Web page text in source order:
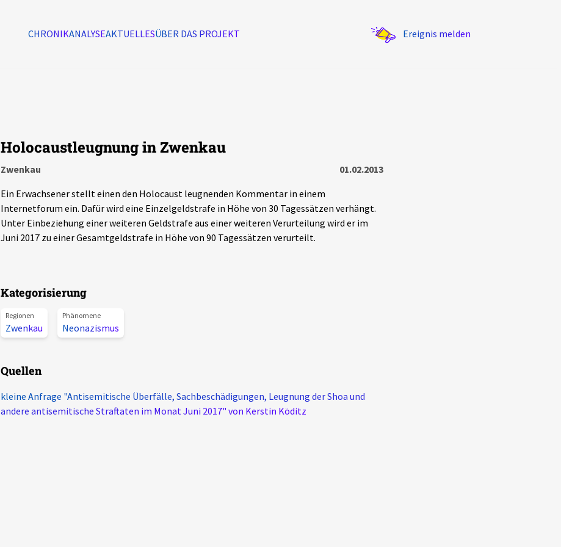
CHRONIKANALYSEAKTUELLESÜBER DAS PROJEKT Ereignis melden
Holocaustleugnung in Zwenkau
Zwenkau
01.02.2013
Ein Erwachsener stellt einen den Holocaust leugnenden Kommentar in einem
Internetforum ein. Dafür wird eine Einzelgeldstrafe in Höhe von 30 Tagessätzen verhängt.
Unter Einbeziehung einer weiteren Geldstrafe aus einer weiteren Verurteilung wird er im
Juni 2017 zu einer Gesamtgeldstrafe in Höhe von 90 Tagessätzen verurteilt.
Kategorisierung
Regionen
Zwenkau
Phänomene
Neonazismus
Quellen
kleine Anfrage "Antisemitische Überfälle, Sachbeschädigungen, Leugnung der Shoa und
andere antisemitische Straftaten im Monat Juni 2017" von Kerstin Köditz
Ereignisse